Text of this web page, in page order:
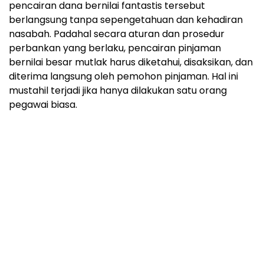
pencairan dana bernilai fantastis tersebut
berlangsung tanpa sepengetahuan dan kehadiran
nasabah. Padahal secara aturan dan prosedur
perbankan yang berlaku, pencairan pinjaman
bernilai besar mutlak harus diketahui, disaksikan, dan
diterima langsung oleh pemohon pinjaman. Hal ini
mustahil terjadi jika hanya dilakukan satu orang
pegawai biasa.